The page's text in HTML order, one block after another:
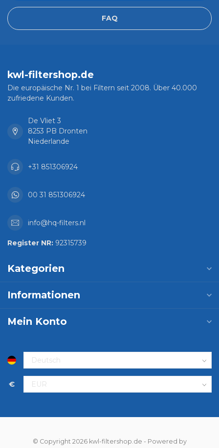
FAQ
kwl-filtershop.de
Die europäische Nr. 1 bei Filtern seit 2008. Über 40.000
zufriedene Kunden.
De Vliet 3
8253 PB Dronten
Niederlande
+31 851306924
00 31 851306924
info@hq-filters.nl
Register NR: 92315739
Kategorien
Informationen
Mein Konto
€
© Copyright 2026 kwl-filtershop.de - Powered by